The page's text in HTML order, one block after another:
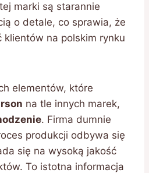
marki są starannie
o detale, co sprawia, że
klientów na polskim rynku
elementów, które
na tle innych marek,
. Firma dumnie
produkcji odbywa się
się na wysoką jakość
To istotna informacja